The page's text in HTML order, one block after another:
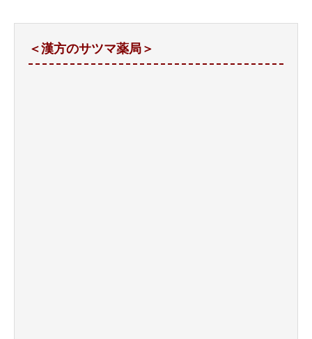
＜漢方のサツマ薬局＞